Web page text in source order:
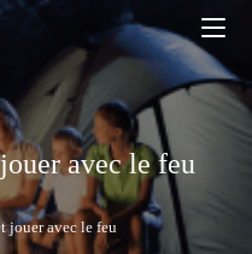
avec le feu
jouer avec le feu